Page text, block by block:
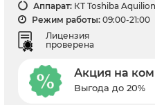
Аппарат: КТ Toshiba
Режим работы: 09:00-21:00
Лицензия
проверена
Акция на
Выгода до 20%